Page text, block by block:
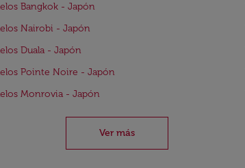
Bangkok - Japón
Nairobi - Japón
Duala - Japón
Pointe Noire - Japón
Monrovia - Japón
Ver más